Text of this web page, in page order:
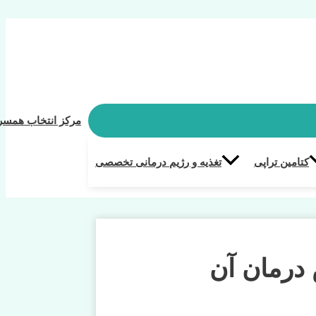
کتامین تراپی تغذیه و رژیم درمانی تخصصی
مرکز انتخاب
آن